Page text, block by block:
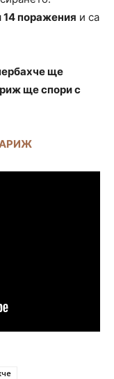
14 поражения и са
ще
ще спори с